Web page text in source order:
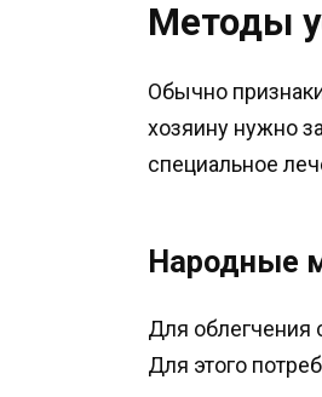
Методы
Обычно
хозяину нужно
специальное
Народные
Для облегчения
Для этого